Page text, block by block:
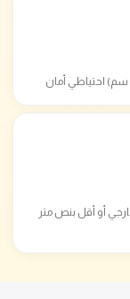
أو أقل بنص متر